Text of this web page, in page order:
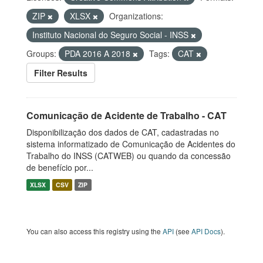
ZIP
XLSX
Organizations:
Instituto Nacional do Seguro Social - INSS
Groups:
PDA 2016 A 2018 Tags:
CAT
Filter Results
Comunicação de Acidente de Trabalho - CAT
Disponibilização dos dados de CAT, cadastradas no
sistema informatizado de Comunicação de Acidentes do
Trabalho do INSS (CATWEB) ou quando da concessão
de benefício por...
XLSX CSV ZIP
You can also access this registry using the API (see API Docs).